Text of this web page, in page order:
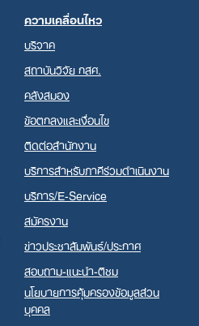
ความเคลื่อนไหว
บริจาค
สถาบันวิจัย กสศ.
คลังสมอง
ข้อตกลงและเงื่อนไข
ติดต่อสำนักงาน
บริการสำหรับภาคีร่วมดำเนินงาน
บริการ/E-Service
สมัครงาน
ข่าวประชาสัมพันธ์/ประกาศ
สอบถาม-แนะนำ-ติชม
นโยบายการคุ้มครองข้อมูลส่วน
บุคคล